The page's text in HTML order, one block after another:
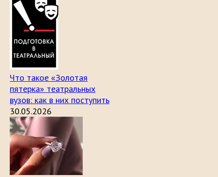
Что такое «Золотая
пятерка» театральных
вузов: как в них поступить
30.05.2026